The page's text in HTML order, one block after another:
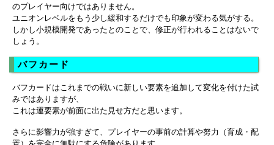
のプレイヤー向けではありません。
ユニオンレベルをもう少し緩和するだけでも印象が変わる気がする。
しかし小規模開発であったとのことで、修正が行われることはないで
しょう。
バフカード
バフカードはこれまでの戦いに新しい要素を追加して変化を付けた試
みではありますが、
これは運要素が前面に出た見せ方だと思います。
さらに影響力が強すぎて、プレイヤーの事前の計算や努力（育成・配